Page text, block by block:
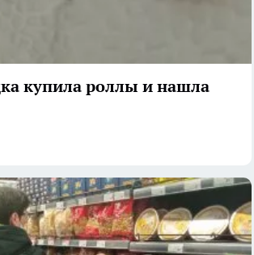
купила роллы и нашла